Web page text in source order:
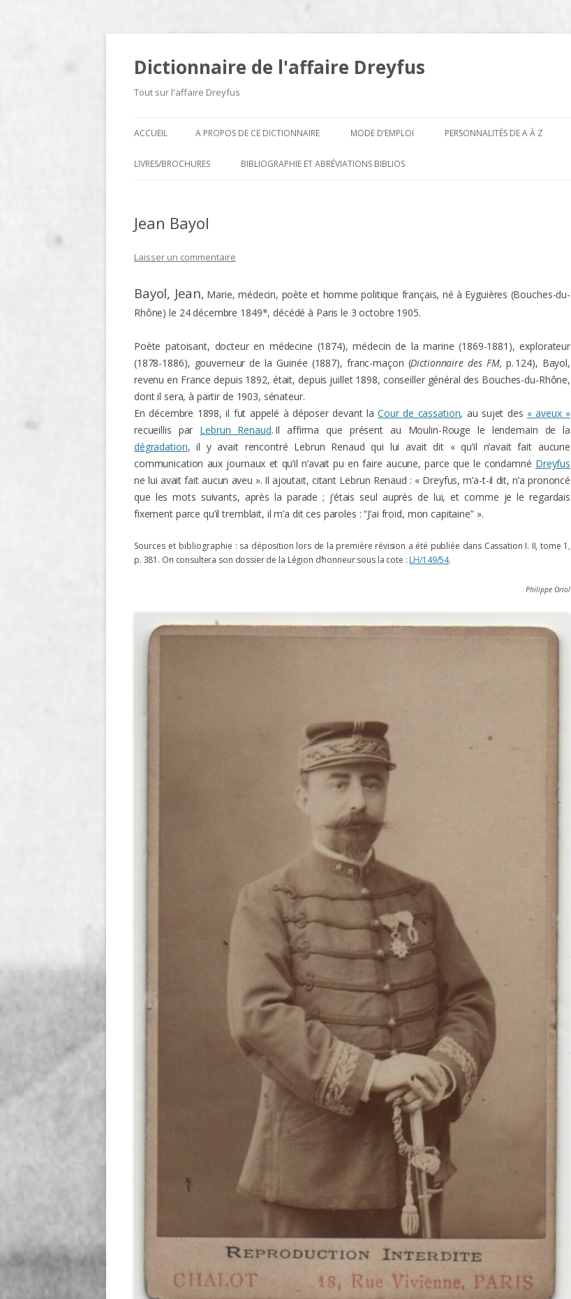
Dictionnaire de l'affaire Dreyfus
Tout sur l'affaire Dreyfus
au
ACCUEIL A PROPOS DE CE DICTIONNAIRE MODE D’EMPLOI PERSONNALITÉS DE A À Z
LIVRES/BROCHURES
D
N
R
T
BIBLIOGRAPHIE ET ABRÉVIATIONS BIBLIOS
Jean Bayol
Laisser un commentaire
Bayol, Jean, Marie, médecin, poète et homme politique français, né à Eyguières (Bouches-du-
Rhône) le 24 décembre 1849*, décédé à Paris le 3 octobre 1905.
Poète patoisant, docteur en médecine (1874), médecin de la marine (1869-1881), explorateur
(1878-1886), gouverneur de la Guinée (1887), franc-maçon (Dictionnaire des FM, p. 124), Bayol,
revenu en France depuis 1892, était, depuis juillet 1898, conseiller général des Bouches-du-Rhône,
dont il sera, à partir de 1903, sénateur.
En décembre 1898, il fut appelé à déposer devant laCour de cassation, au sujet des « aveux »
recueillis par Lebrun Renaud. Il affirma que présent au Moulin-Rouge le lendemain de la
dégradation, il y avait rencontré Lebrun Renaud qui lui avait dit « qu’il n’avait fait aucune
communication aux journaux et qu’il n’avait pu en faire aucune, parce que le condamné Dreyfus
ne lui avait fait aucun aveu ». Il ajoutait, citant Lebrun Renaud : « Dreyfus, m’a-t-il dit, n’a prononcé
que les mots suivants, après la parade ; j’étais seul auprès de lui, et comme je le regardais
fixement parce qu’il tremblait, il m’a dit ces paroles : “J’ai froid, mon capitaine” ».
Sources et bibliographie : sa déposition lors de la première révision a été publiée dans Cassation I. II, tome 1,
p. 381. On consultera son dossier de la Légion d’honneur sous la cote : LH/149/54.
Philippe Oriol